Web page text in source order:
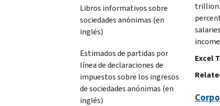
Libros informativos sobre
sociedades anónimas (en
inglés)
Estimados de partidas por
línea de declaraciones de
impuestos sobre los ingresos
de sociedades anónimas (en
inglés)
trillion.
Excel